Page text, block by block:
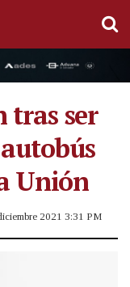
tras ser
Unión
2021 3:31 PM